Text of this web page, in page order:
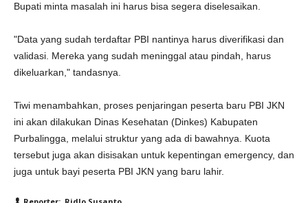
Bupati minta masalah ini harus bisa segera diselesaikan.
"Data yang sudah terdaftar PBI nantinya harus diverifikasi dan
validasi. Mereka yang sudah meninggal atau pindah, harus
dikeluarkan," tandasnya.
Tiwi menambahkan, proses penjaringan peserta baru PBI JKN
ini akan dilakukan Dinas Kesehatan (Dinkes) Kabupaten
Purbalingga, melalui struktur yang ada di bawahnya. Kuota
tersebut juga akan disisakan untuk kepentingan emergency, dan
juga untuk bayi peserta PBI JKN yang baru lahir.